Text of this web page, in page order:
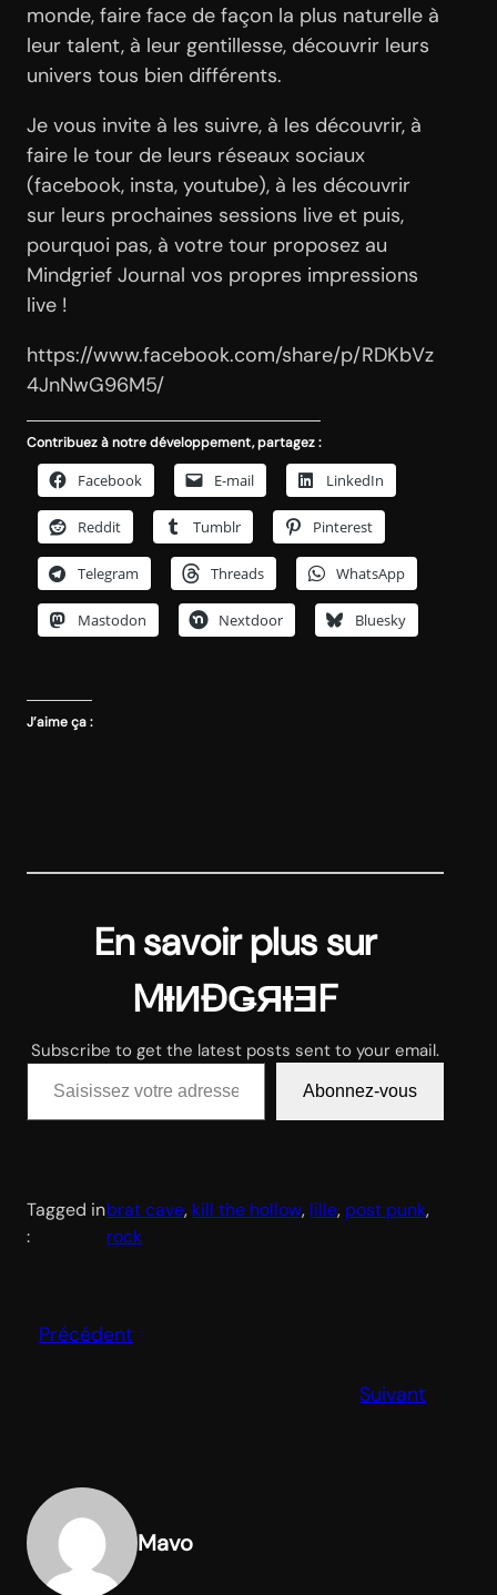
monde, faire face de façon la plus naturelle à
leur talent, à leur gentillesse, découvrir leurs
univers tous bien différents.
Je vous invite à les suivre, à les découvrir, à
faire le tour de leurs réseaux sociaux
(facebook, insta, youtube), à les découvrir
sur leurs prochaines sessions live et puis,
pourquoi pas, à votre tour proposez au
Mindgrief Journal vos propres impressions
live !
https://www.facebook.com/share/p/RDKbVz
4JnNwG96M5/
Contribuez à notre développement, partagez :
Facebook E-mail LinkedIn
Reddit Tumblr Pinterest
Telegram Threads WhatsApp
Mastodon Nextdoor Bluesky
J’aime ça :
En savoir plus sur
MƗИĐǤЯƗƎF
Subscribe to get the latest posts sent to your email.
Saisissez votre adresse e-mail…
Abonnez-vous
Tagged in
:
brat cave, kill the hollow, lille, post punk
rock
Précédent
Suivant
Mavo